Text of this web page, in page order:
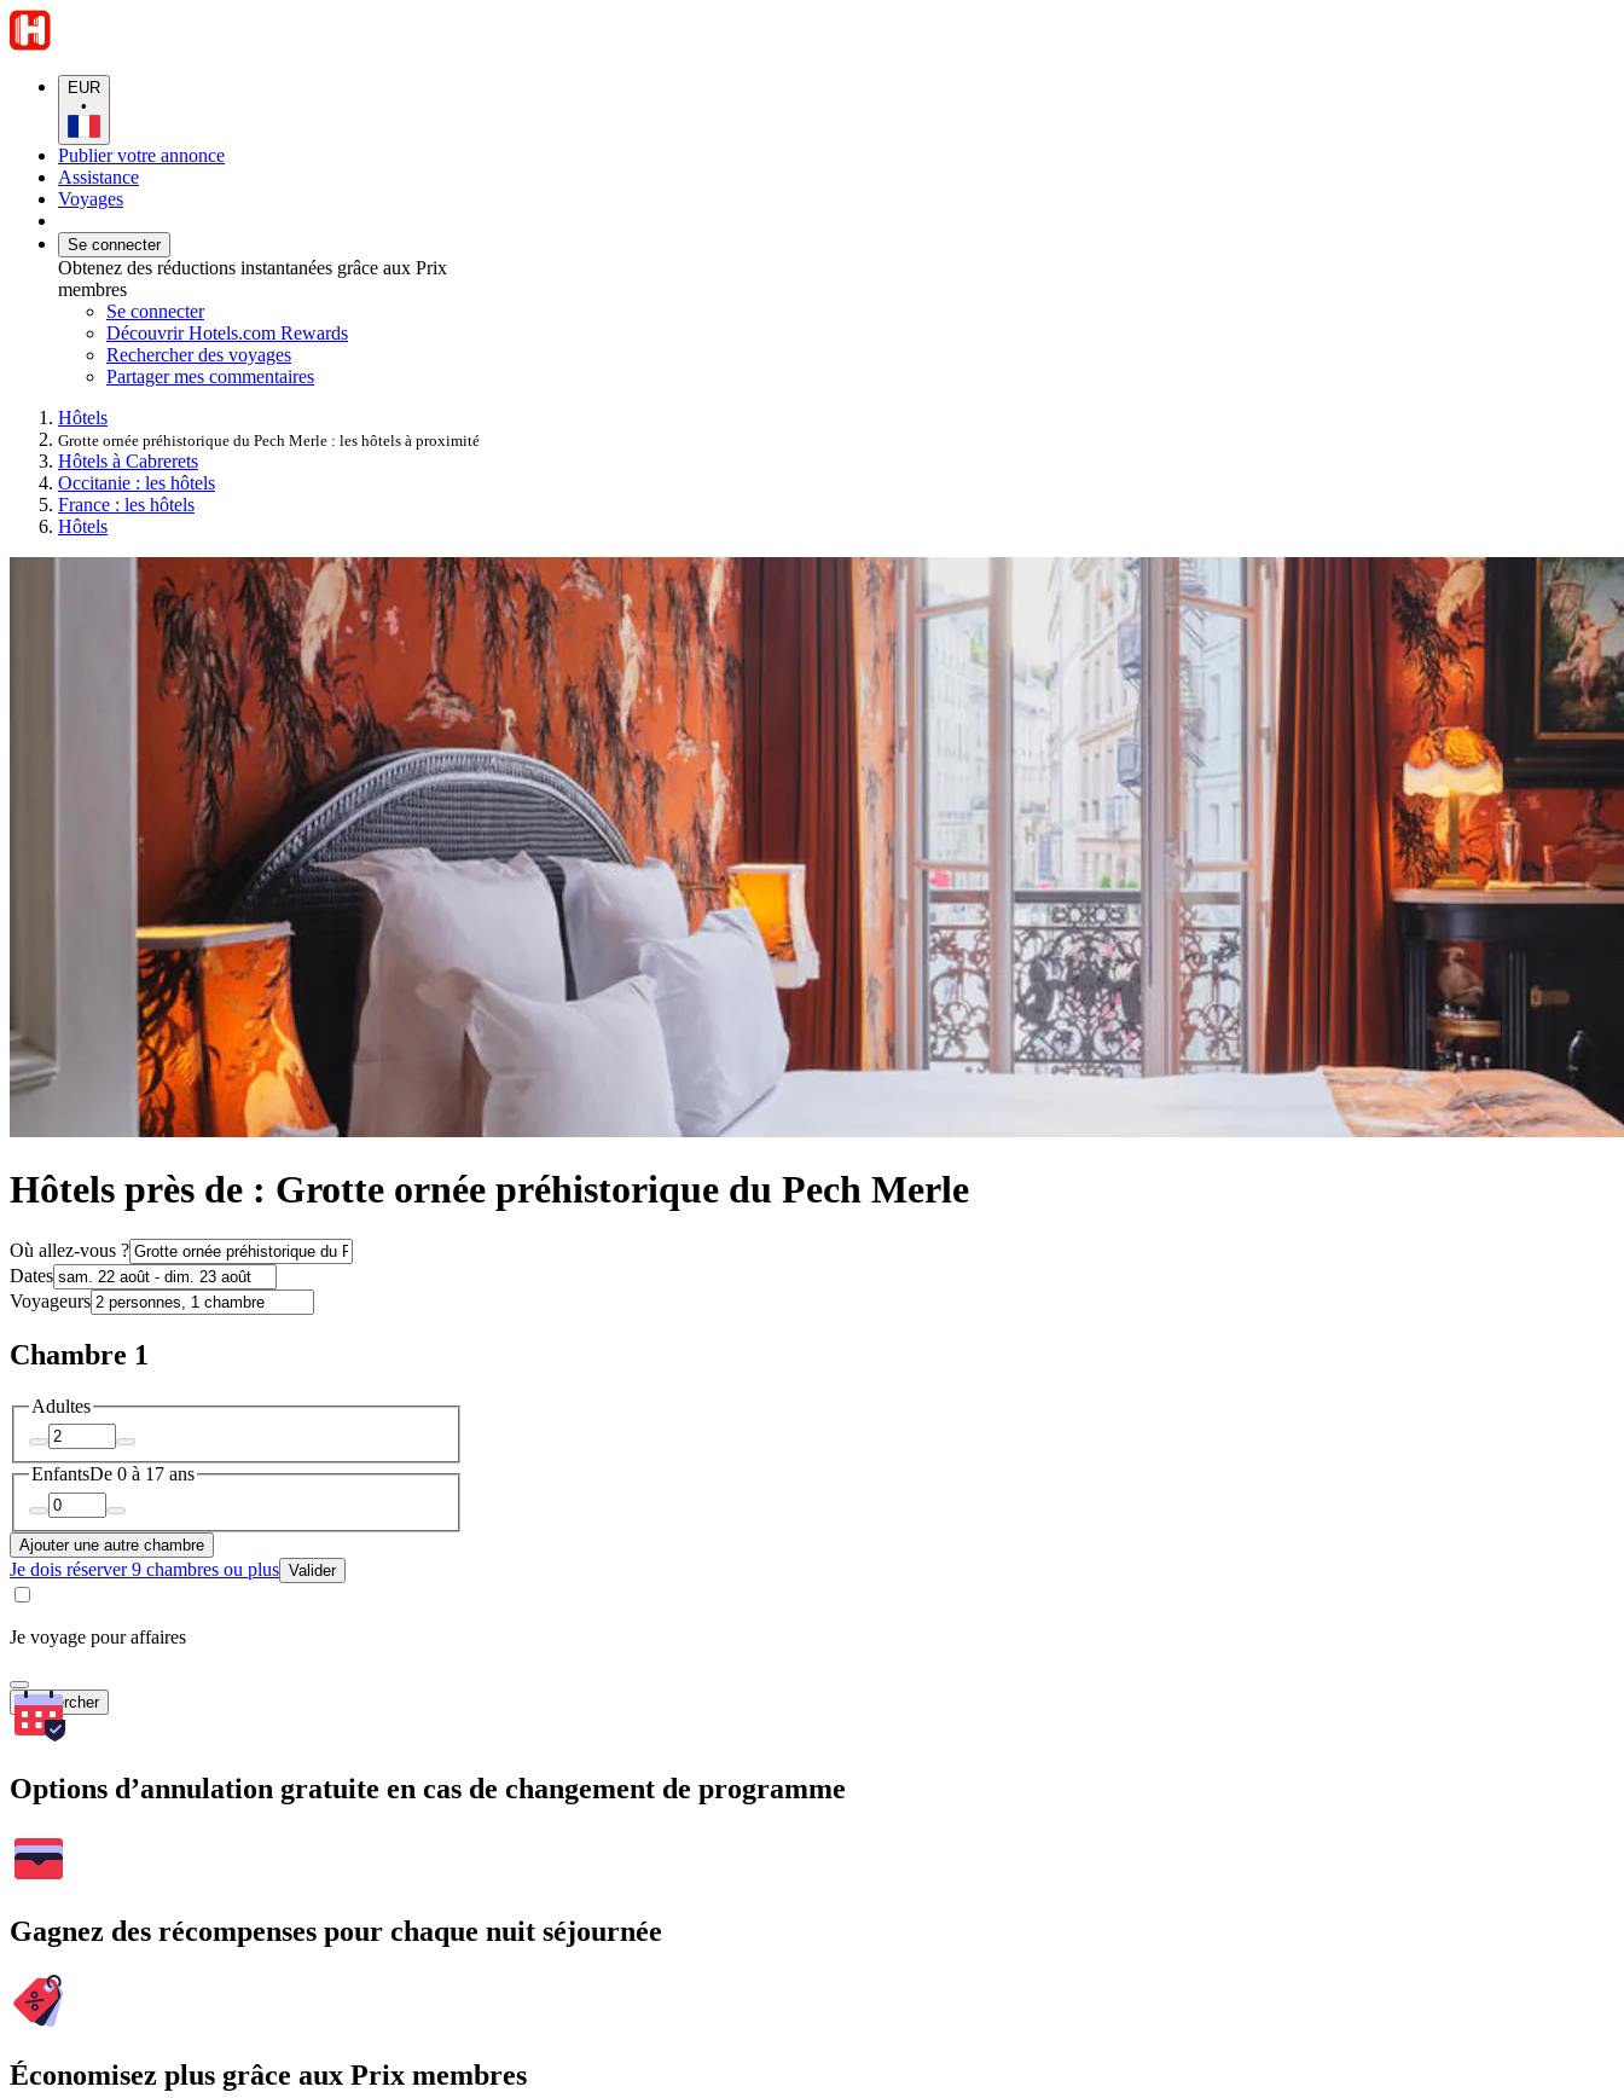
EUR
•
Publier votre annonce
Assistance
Voyages
Se connecter
Obtenez des réductions instantanées grâce aux Prix
membres
Se connecter
Découvrir Hotels.com Rewards
Rechercher des voyages
Partager mes commentaires
Hôtels
Grotte ornée préhistorique du Pech Merle : les hôtels à proximité
Hôtels à Cabrerets
Occitanie : les hôtels
France : les hôtels
Hôtels
Hôtels près de : Grotte ornée préhistorique du Pech Merle
Où allez-vous ?
Dates
Voyageurs
Chambre 1
Adultes
EnfantsDe 0 à 17 ans
Ajouter une autre chambre
Je dois réserver 9 chambres ou plus Valider
Je voyage pour affaires
Rechercher
Options d’annulation gratuite en cas de changement de programme
Gagnez des récompenses pour chaque nuit séjournée
Économisez plus grâce aux Prix membres